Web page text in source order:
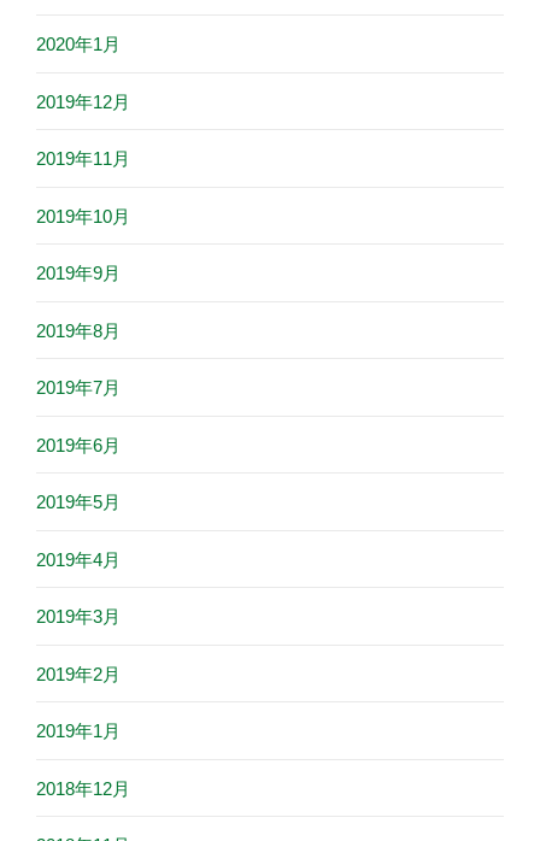
2020年1月
2019年12月
2019年11月
2019年10月
2019年9月
2019年8月
2019年7月
2019年6月
2019年5月
2019年4月
2019年3月
2019年2月
2019年1月
2018年12月